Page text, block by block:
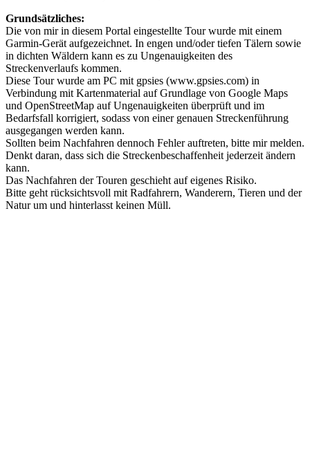
Grundsätzliches:
Die von mir in diesem Portal eingestellte Tour wurde mit einem
Garmin-Gerät aufgezeichnet. In engen und/oder tiefen Tälern sowie
in dichten Wäldern kann es zu Ungenauigkeiten des
Streckenverlaufs kommen.
Diese Tour wurde am PC mit gpsies (www.gpsies.com) in
Verbindung mit Kartenmaterial auf Grundlage von Google Maps
und OpenStreetMap auf Ungenauigkeiten überprüft und im
Bedarfsfall korrigiert, sodass von einer genauen Streckenführung
ausgegangen werden kann.
Sollten beim Nachfahren dennoch Fehler auftreten, bitte mir melden.
Denkt daran, dass sich die Streckenbeschaffenheit jederzeit ändern
kann.
Das Nachfahren der Touren geschieht auf eigenes Risiko.
Bitte geht rücksichtsvoll mit Radfahrern, Wanderern, Tieren und der
Natur um und hinterlasst keinen Müll.